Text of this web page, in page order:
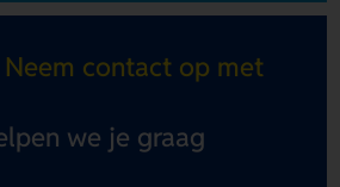
contact op met
we je graag